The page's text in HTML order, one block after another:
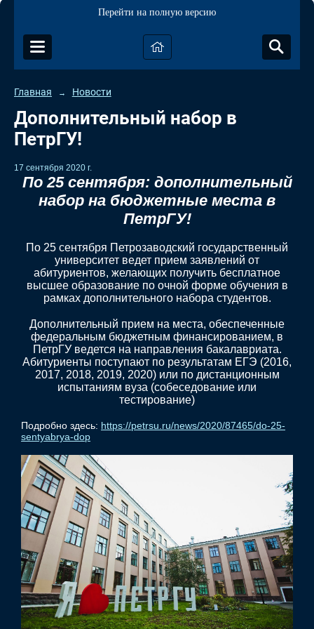
Перейти на полную версию
Главная → Новости
Дополнительный набор в
ПетрГУ!
17 сентября 2020 г.
По 25 сентября: дополнительный
набор на бюджетные места в
ПетрГУ!
По 25 сентября Петрозаводский государственный
университет ведет прием заявлений от
абитуриентов, желающих получить бесплатное
высшее образование по очной форме обучения в
рамках дополнительного набора студентов.
Дополнительный прием на места, обеспеченные
федеральным бюджетным финансированием, в
ПетрГУ ведется на направления бакалавриата.
Абитуриенты поступают по результатам ЕГЭ (2016,
2017, 2018, 2019, 2020) или по дистанционным
испытаниям вуза (собеседование или
тестирование)
Подробно здесь: https://petrsu.ru/news/2020/87465/do-25-
sentyabrya-dop